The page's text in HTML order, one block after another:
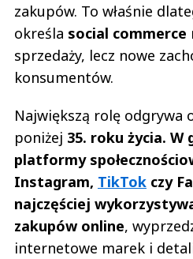
zakupów. To właśnie
określa social commerce
sprzedaży, lecz nowe
konsumentów.
Największą rolę odgrywa
poniżej 35. roku życia. W
platformy
Instagram, TikTok czy
najczęściej
zakupów online,
internetowe marek i